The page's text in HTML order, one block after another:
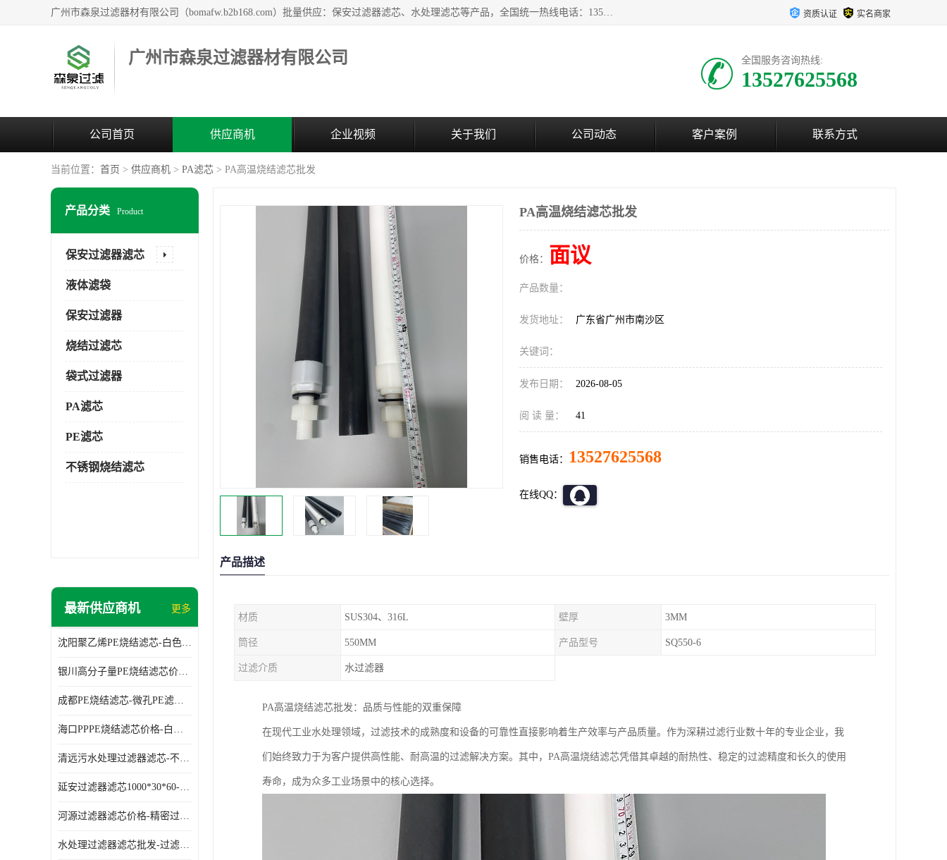
广州市森泉过滤器材有限公司（bomafw.b2b168.com）批量供应：保安过滤器滤芯、水处理滤芯等产品，全国统一热线电话：13527625568。广州市森泉过滤器材有限公司数十年专注于水处理过滤设备的工作，积累了丰富的经验，取得了行业的业绩和成果。 资质认证 实名商家
广州市森泉过滤器材有限公司 全国服务咨询热线:
13527625568
公司首页 供应商机 企业视频 关于我们 公司动态 客户案例 联系方式
当前位置： 首页 > 供应商机 > PA滤芯 > PA高温烧结滤芯批发
产品分类 Product
保安过滤器滤芯
液体滤袋
保安过滤器
烧结过滤芯
袋式过滤器
PA滤芯
PE滤芯
不锈钢烧结滤芯
最新供应商机 更多
沈阳聚乙烯PE烧结滤芯-白色PE滤芯-使用寿命长
银川高分子量PE烧结滤芯价格-过滤器PE滤芯-高流通能力
成都PE烧结滤芯-微孔PE滤芯-拆洗方便
海口PPPE烧结滤芯价格-白色PE滤芯-各种规格定制
清远污水处理过滤器滤芯-不锈钢过滤器-欢迎来电咨询
延安过滤器滤芯1000*30*60-水过滤筒-型号齐全
河源过滤器滤芯价格-精密过滤器-大流量滤芯
水处理过滤器滤芯批发-过滤器水过滤-节能环保
PA高温烧结滤芯批发
价格： 面议
产品数量：
发货地址： 广东省广州市南沙区
关键词：
发布日期： 2026-08-05
阅 读 量： 41
销售电话： 13527625568
在线QQ：
产品描述
材质 SUS304、316L 壁厚 3MM
筒径 550MM 产品型号 SQ550-6
过滤介质 水过滤器
PA高温烧结滤芯批发：品质与性能的双重保障
在现代工业水处理领域，过滤技术的成熟度和设备的可靠性直接影响着生产效率与产品质量。作为深耕过滤行业数十年的专业企业，我
们始终致力于为客户提供高性能、耐高温的过滤解决方案。其中，PA高温烧结滤芯凭借其卓越的耐热性、稳定的过滤精度和长久的使用
寿命，成为众多工业场景中的核心选择。